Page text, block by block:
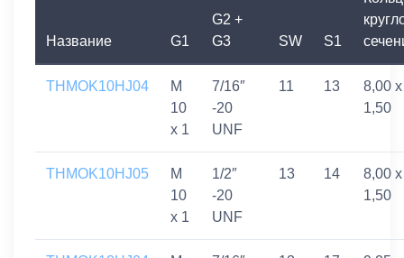
Название G1
G2 +
G3
SW S1
THMOK10HJ04
M
10
x 1
7/16″
-20
UNF
11 13
8,00 x
1,50
THMOK10HJ05
M
10
x 1
1/2″
-20
UNF
13 14
8,00 x
1,50